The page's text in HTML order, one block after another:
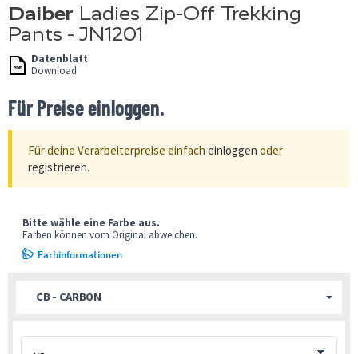
Daiber Ladies Zip-Off Trekking
Pants - JN1201
Datenblatt
Download
Für Preise einloggen.
Für deine Verarbeiterpreise einfach einloggen oder
registrieren.
CB - CARBON
Bitte wähle eine Farbe aus.
Farben können vom Original abweichen.
Farbinformationen